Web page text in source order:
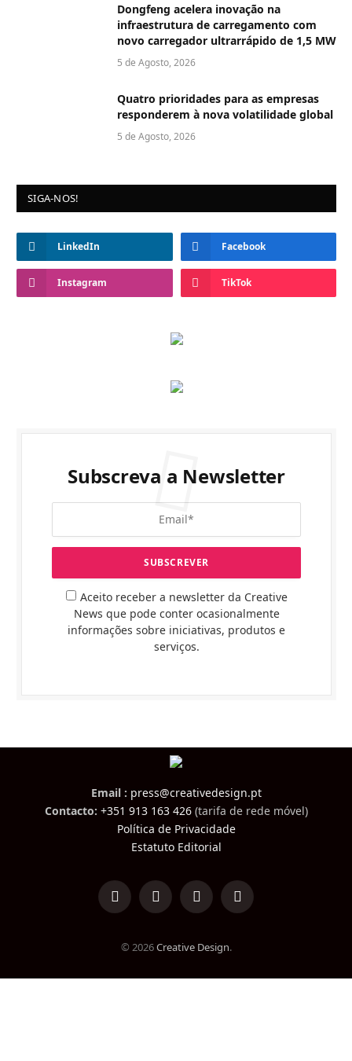
Dongfeng acelera inovação na
infraestrutura de carregamento com
novo carregador ultrarrápido de 1,5 MW
5 de Agosto, 2026
Quatro prioridades para as empresas
responderem à nova volatilidade global
5 de Agosto, 2026
SIGA-NOS!
LinkedIn Facebook
Instagram TikTok
Subscreva a Newsletter
Aceito receber a newsletter da Creative
News que pode conter ocasionalmente
informações sobre iniciativas, produtos e
serviços.
Email : press@creativedesign.pt
Contacto: +351 913 163 426(tarifa de rede móvel)
Política de Privacidade
Estatuto Editorial
LinkedInFacebookInstagramTikTok
© 2026Creative Design.